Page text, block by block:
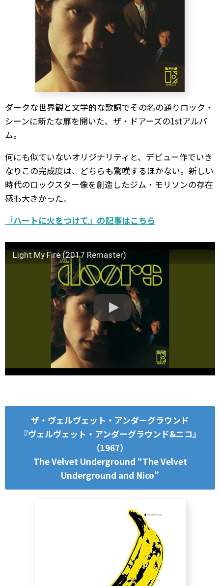
ダークな世界観と文学的な歌詞でその名の通りロック・
シーンに新たな扉を開いた、ザ・ドアーズの1stアルバ
ム。
何にも似ていないオリジナリティと、デビュー作でいき
なりこの完成度は、どちらも驚嘆するほかない。新しい
時代のロックスター像を創造したジム・モリソンの存在
感も大きかった。
『ハートに火をつけて』の記事はこちら
Light My Fire (2017 Remaster)
ザ・ヴェルヴェット・アンダーグラウンド
『ヴェルヴェット・アンダーグラウンド&ニコ』
（1967）
The Velvet Underground “The Velvet
Underground and Nico”